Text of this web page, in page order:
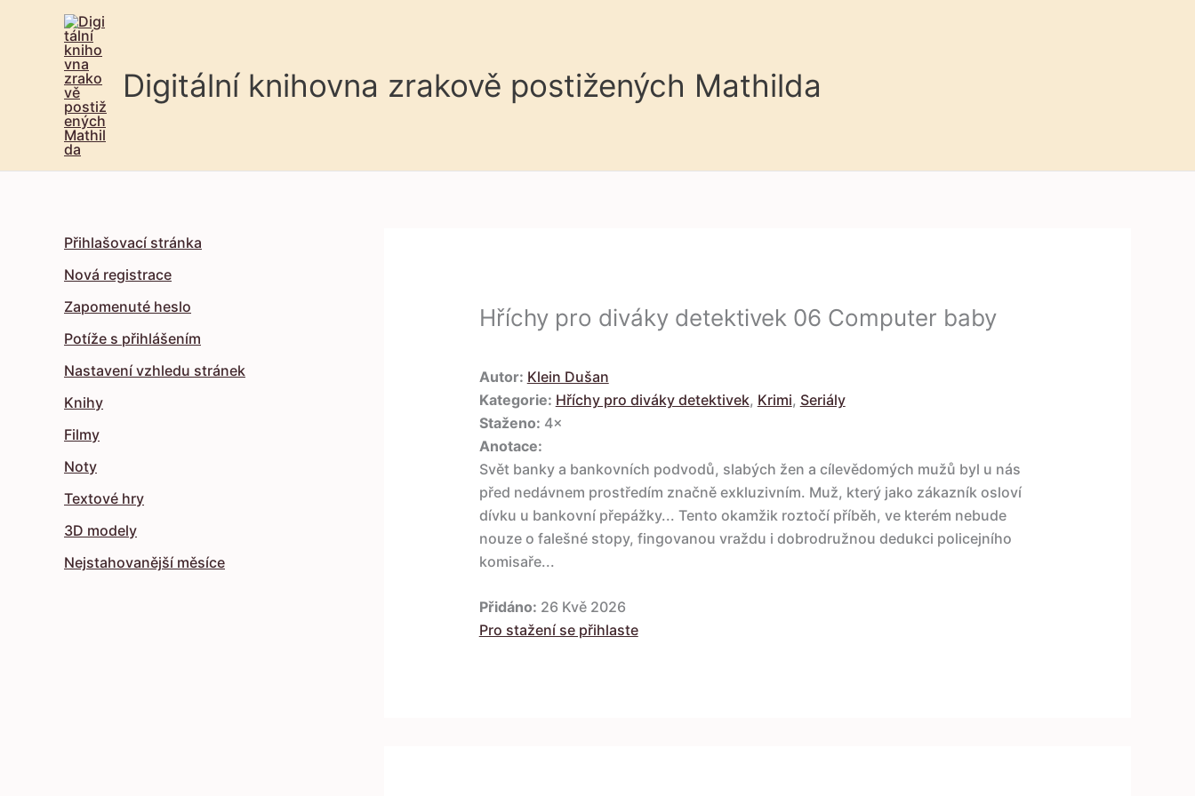
Digitální knihovna zrakově postižených Mathilda
Přihlašovací stránka
Nová registrace
Zapomenuté heslo
Potíže s přihlášením
Nastavení vzhledu stránek
Knihy
Filmy
Noty
Textové hry
3D modely
Nejstahovanější měsíce
Hříchy pro diváky detektivek 06 Computer baby
Autor: Klein Dušan
Kategorie: Hříchy pro diváky detektivek, Krimi, Seriály
Staženo: 4×
Anotace:
Svět banky a bankovních podvodů, slabých žen a cílevědomých mužů byl u nás
před nedávnem prostředím značně exkluzivním. Muž, který jako zákazník osloví
dívku u bankovní přepážky... Tento okamžik roztočí příběh, ve kterém nebude
nouze o falešné stopy, fingovanou vraždu i dobrodružnou dedukci policejního
komisaře...
Přidáno: 26 Kvě 2026
Pro stažení se přihlaste